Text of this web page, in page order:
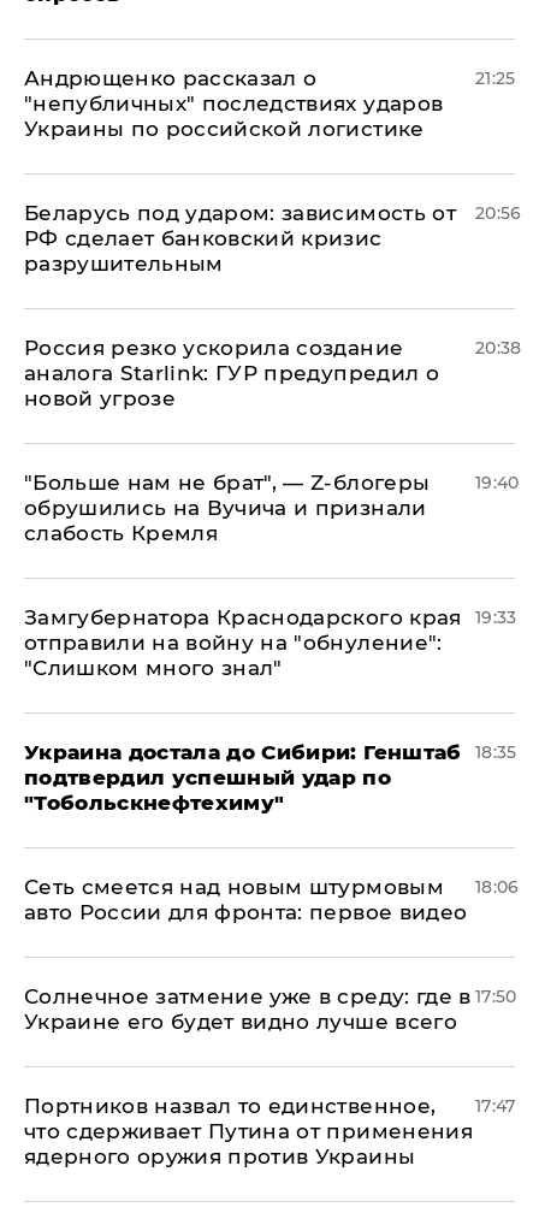
Андрющенко рассказал о
"непубличных" последствиях ударов
Украины по российской логистике
21:25
Беларусь под ударом: зависимость от
РФ сделает банковский кризис
разрушительным
20:56
​Россия резко ускорила создание
аналога Starlink: ГУР предупредил о
новой угрозе
20:38
​"Больше нам не брат", — Z-блогеры
обрушились на Вучича и признали
слабость Кремля
19:40
Замгубернатора Краснодарского края
отправили на войну на "обнуление":
"Слишком много знал"
19:33
Украина достала до Сибири: Генштаб
подтвердил успешный удар по
"Тобольскнефтехиму"
18:35
Сеть смеется над новым штурмовым
авто России для фронта: первое видео
18:06
​Солнечное затмение уже в среду: где в
Украине его будет видно лучше всего
17:50
Портников назвал то единственное,
что сдерживает Путина от применения
ядерного оружия против Украины
17:47